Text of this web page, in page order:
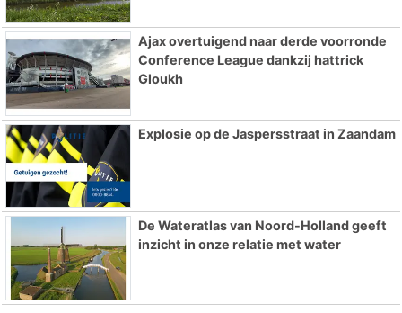
Ajax overtuigend naar derde voorronde
Conference League dankzij hattrick
Gloukh
Explosie op de Jaspersstraat in Zaandam
De Wateratlas van Noord-Holland geeft
inzicht in onze relatie met water